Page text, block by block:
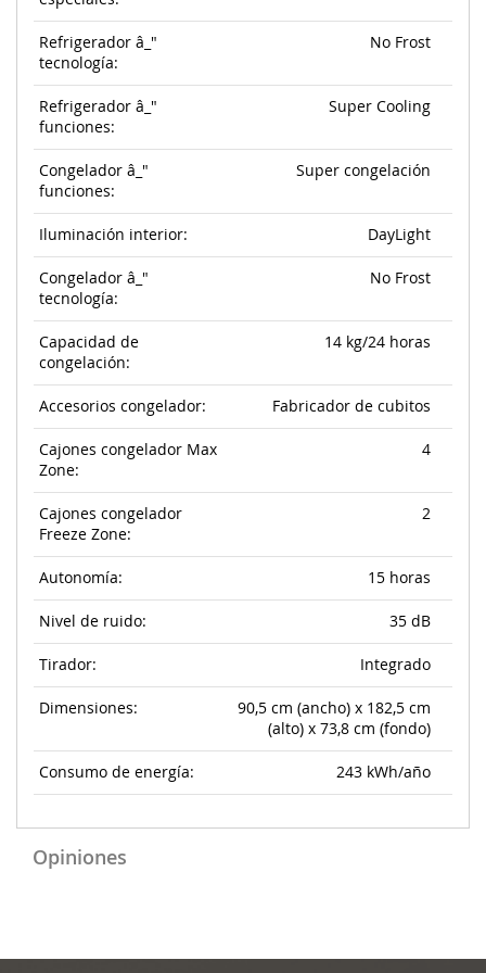
Refrigerador â_"
tecnología:
No Frost
Refrigerador â_"
funciones:
Super Cooling
Congelador â_"
funciones:
Super congelación
Iluminación interior: DayLight
Congelador â_"
tecnología:
No Frost
Capacidad de
congelación:
14 kg/24 horas
Accesorios congelador: Fabricador de cubitos
Cajones congelador Max
Zone:
4
Cajones congelador
Freeze Zone:
2
Autonomía: 15 horas
Nivel de ruido: 35 dB
Tirador: Integrado
Dimensiones:
90,5 cm (ancho) x 182,5 cm
(alto) x 73,8 cm (fondo)
Consumo de energía: 243 kWh/año
Opiniones